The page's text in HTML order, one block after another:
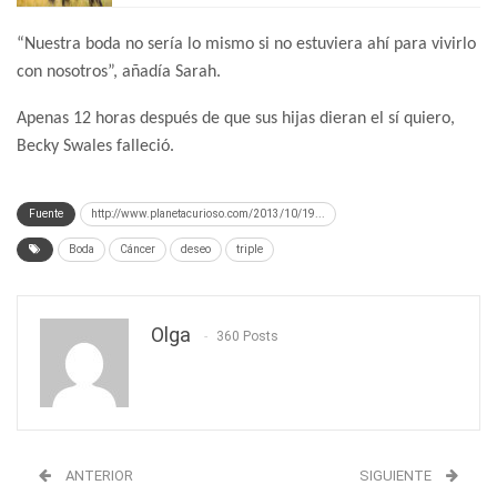
“Nuestra boda no sería lo mismo si no estuviera ahí para vivirlo
con nosotros”, añadía Sarah.
Apenas 12 horas después de que sus hijas dieran el sí quiero,
Becky Swales falleció.
Fuente http://www.planetacurioso.com/2013/10/19...
Boda Cáncer deseo triple
Olga 360 Posts
ANTERIOR SIGUIENTE